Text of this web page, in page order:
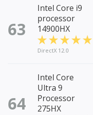
63
Intel Core i9
processor
14900HX
DirectX 12.0
64
Intel Core
Ultra 9
Processor
275HX